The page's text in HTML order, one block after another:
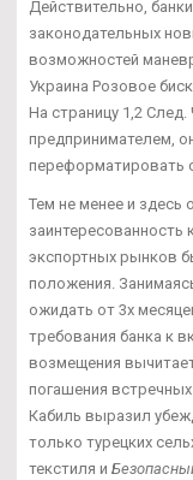
Действительно,
законодательных
возможностей
Украина Розовое
На страницу 1,2
предпринимателем,
переформатировать
Тем не менее и
заинтересованность
экспортных рынков
положения.
ожидать от 3х
требования банка к
возмещения
погашения
Кабиль выразил
только турецких
текстиля и